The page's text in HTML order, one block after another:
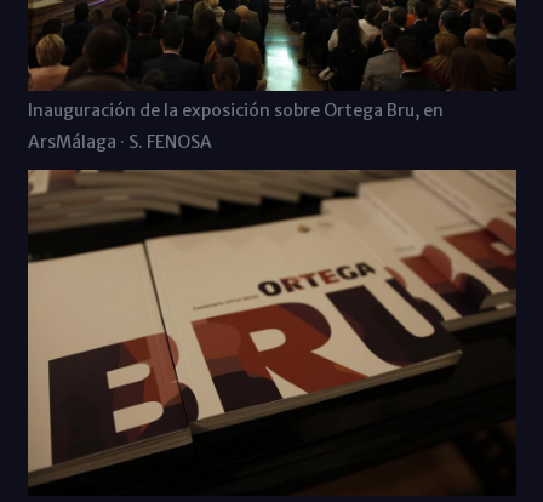
Inauguración de la exposición sobre Ortega Bru, en
ArsMálaga · S. FENOSA